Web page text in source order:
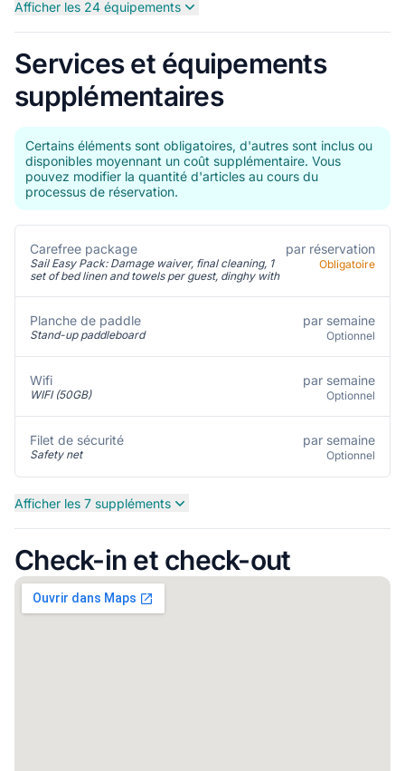
Afficher les 24 équipements
Services et équipements
supplémentaires
Certains éléments sont obligatoires, d'autres sont inclus ou
disponibles moyennant un coût supplémentaire. Vous
pouvez modifier la quantité d'articles au cours du
processus de réservation.
Carefree package
Sail Easy Pack: Damage waiver, final cleaning, 1
set of bed linen and towels per guest, dinghy with
par réservation
Obligatoire
Planche de paddle
Stand-up paddleboard
par semaine
Optionnel
Wifi
WIFI (50GB)
par semaine
Optionnel
Filet de sécurité
Safety net
par semaine
Optionnel
Afficher les 7 suppléments
Check-in et check-out